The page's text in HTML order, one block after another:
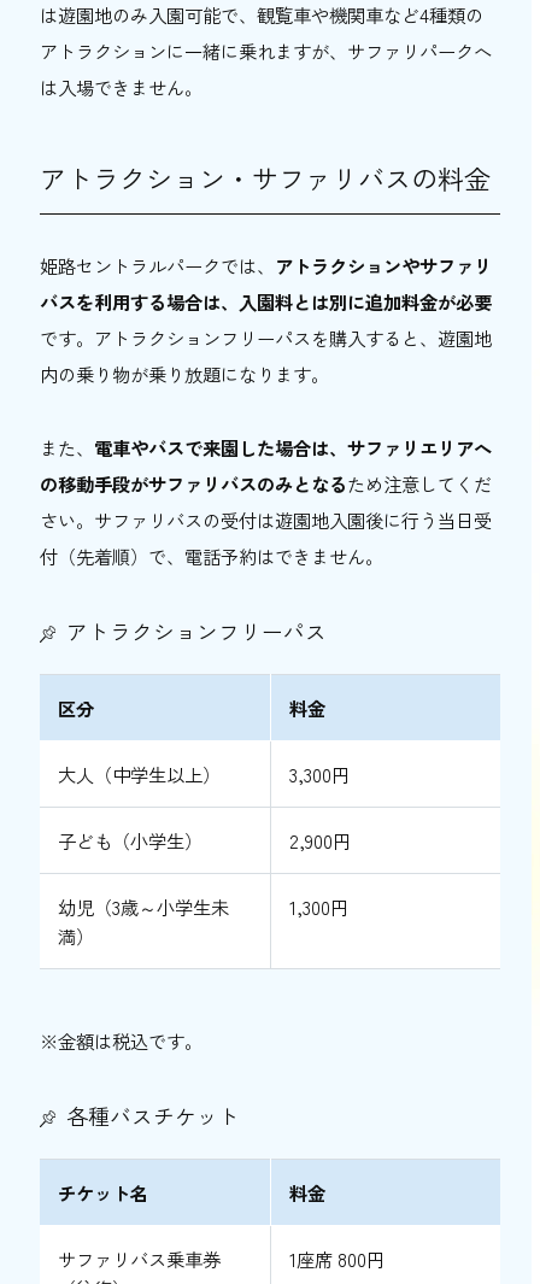
は遊園地のみ入園可能で、観覧車や機関車など4種類の
アトラクションに一緒に乗れますが、サファリパークへ
は入場できません。
アトラクション・サファリバスの料金
姫路セントラルパークでは、 アトラクションやサファリ
バスを利用する場合は、入園料とは別に追加料金が必要
です。アトラクションフリーパスを購入すると、遊園地
内の乗り物が乗り放題になります。
また、 電車やバスで来園した場合は、サファリエリアへ
の移動手段がサファリバスのみとなるため注意してくだ
さい。サファリバスの受付は遊園地入園後に行う当日受
付（先着順）で、電話予約はできません。
アトラクションフリーパス
区分 料金
大人（中学生以上） 3,300円
子ども（小学生） 2,900円
幼児（3歳～小学生未
満）
1,300円
※金額は税込です。
各種バスチケット
チケット名 料金
サファリバス乗車券
1座席 800円